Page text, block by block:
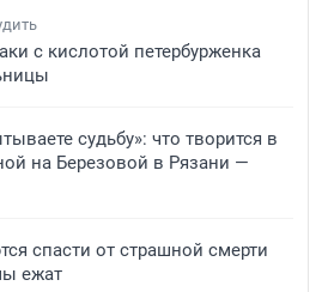
с кислотой петербурженка
судьбу»: что творится в
на Березовой в Рязани —
спасти от страшной смерти
ежат